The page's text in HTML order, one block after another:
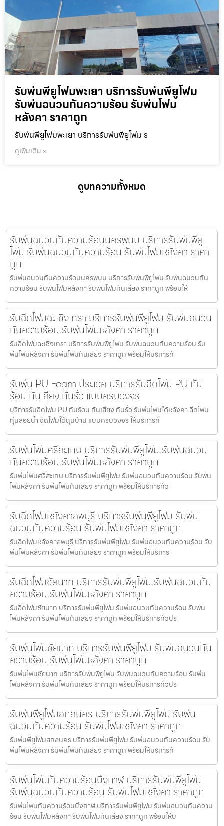
รับพ่นพียูโฟมพะเยา บริการรับพ่นพียูโฟม
รับพ่นฉนวนกันความร้อน รับพ่นโฟม
หลังคา ราคาถูก
รับพ่นพียูโฟมพะเยา บริการรับพ่นพียูโฟม ร
ดูเพิ่มเติม »
ดูบทความทั้งหมด
รับพ่นฉนวนกันความร้อนนครพนม บริการรับพ่นพียู
โฟม รับพ่นฉนวนกันความร้อน รับพ่นโฟมหลังคา ราคา
ถูก
รับพ่นฉนวนกันความร้อนนครพนม บริการรับพ่นพียูโฟม รับพ่นฉนวนกัน
ความร้อน รับพ่นโฟมหลังคา รับพ่นโฟมกันเสียง ราคาถูก พร้อมให้
รับฉีดโฟมฉะเชิงเทรา บริการรับพ่นพียูโฟม รับพ่นฉนวน
กันความร้อน รับพ่นโฟมหลังคา ราคาถูก
รับฉีดโฟมฉะเชิงเทรา บริการรับพ่นพียูโฟม รับพ่นฉนวนกันความร้อน รับ
พ่นโฟมหลังคา รับพ่นโฟมกันเสียง ราคาถูก พร้อมให้บริการทั
รับพ่น PU Foam ประเวศ บริการรับฉีดโฟม PU กัน
ร้อน กันเสียง กันรั่ว แบบครบวงจร
บริการรับฉีดโฟม PU กันร้อน กันเสียง กันรั่ว รับพ่นโฟมใต้หลังคา ฉีดโฟม
ทุ่นลอยน้ำ ฉีดโฟมใต้ถุนบ้าน แบบครบวงจร ให้บริการทั่
รับพ่นโฟมศรีสะเกษ บริการรับพ่นพียูโฟม รับพ่นฉนวน
กันความร้อน รับพ่นโฟมหลังคา ราคาถูก
รับพ่นโฟมศรีสะเกษ บริการรับพ่นพียูโฟม รับพ่นฉนวนกันความร้อน รับพ่น
โฟมหลังคา รับพ่นโฟมกันเสียง ราคาถูก พร้อมให้บริการทั่ว
รับฉีดโฟมหลังคาลพบุรี บริการรับพ่นพียูโฟม รับพ่น
ฉนวนกันความร้อน รับพ่นโฟมหลังคา ราคาถูก
รับฉีดโฟมหลังคาลพบุรี บริการรับพ่นพียูโฟม รับพ่นฉนวนกันความร้อน รับ
พ่นโฟมหลังคา รับพ่นโฟมกันเสียง ราคาถูก พร้อมให้บริการ
รับฉีดโฟมชัยนาท บริการรับพ่นพียูโฟม รับพ่นฉนวนกัน
ความร้อน รับพ่นโฟมหลังคา ราคาถูก
รับฉีดโฟมชัยนาท บริการรับพ่นพียูโฟม รับพ่นฉนวนกันความร้อน รับพ่น
โฟมหลังคา รับพ่นโฟมกันเสียง ราคาถูก พร้อมให้บริการทั่วปร
รับพ่นโฟมชัยนาท บริการรับพ่นพียูโฟม รับพ่นฉนวนกัน
ความร้อน รับพ่นโฟมหลังคา ราคาถูก
รับพ่นโฟมชัยนาท บริการรับพ่นพียูโฟม รับพ่นฉนวนกันความร้อน รับพ่น
โฟมหลังคา รับพ่นโฟมกันเสียง ราคาถูก พร้อมให้บริการทั่วปร
รับพ่นพียูโฟมสกลนคร บริการรับพ่นพียูโฟม รับพ่น
ฉนวนกันความร้อน รับพ่นโฟมหลังคา ราคาถูก
รับพ่นพียูโฟมสกลนคร บริการรับพ่นพียูโฟม รับพ่นฉนวนกันความร้อน รับ
พ่นโฟมหลังคา รับพ่นโฟมกันเสียง ราคาถูก พร้อมให้บริการทั
รับพ่นโฟมกันความร้อนบึงกาฬ บริการรับพ่นพียูโฟม
รับพ่นฉนวนกันความร้อน รับพ่นโฟมหลังคา ราคาถูก
รับพ่นโฟมกันความร้อนบึงกาฬ บริการรับพ่นพียูโฟม รับพ่นฉนวนกันความ
ร้อน รับพ่นโฟมหลังคา รับพ่นโฟมกันเสียง ราคาถูก พร้อมให้บ